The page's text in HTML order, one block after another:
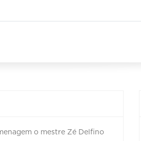
o mestre Zé Delfino